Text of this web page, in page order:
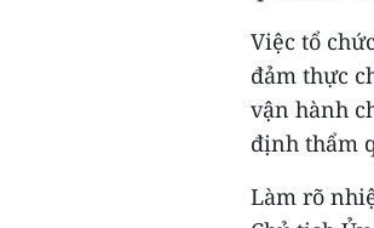
Việc tổ
đảm thực
vận hành
định thẩm
Làm rõ